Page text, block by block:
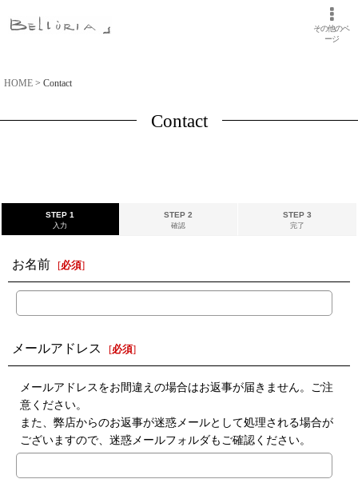
その他のペ
ージ
HOME > Contact
Contact
STEP 1
入力
STEP 2
確認
STEP 3
完了
お名前 [必須]
メールアドレス [必須]
メールアドレスをお間違えの場合はお返事が届きません。ご注
意ください。
また、弊店からのお返事が迷惑メールとして処理される場合が
ございますので、迷惑メールフォルダもご確認ください。